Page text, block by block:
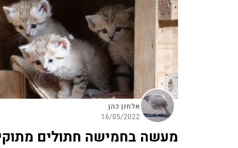
אלחנן כהן
16/05/2022
מעשה בחמישה חתולים